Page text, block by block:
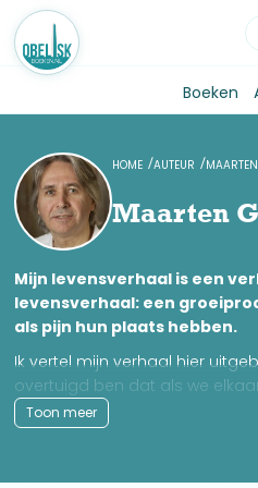
Boeken
HOME AUTEUR
Maarten
Mijn levensverhaal is een
levensverhaal: een
als pijn hun plaats hebben.
Ik vertel mijn verhaal hier
overtuigd ben dat als we
vertellen, zonder mooie
oprechte en diepgaande
allemaal vreugde en pijn in
Toon meer